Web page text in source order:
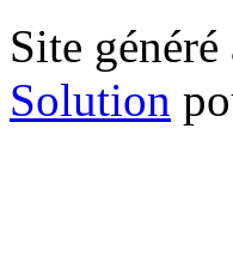
Site
Solution